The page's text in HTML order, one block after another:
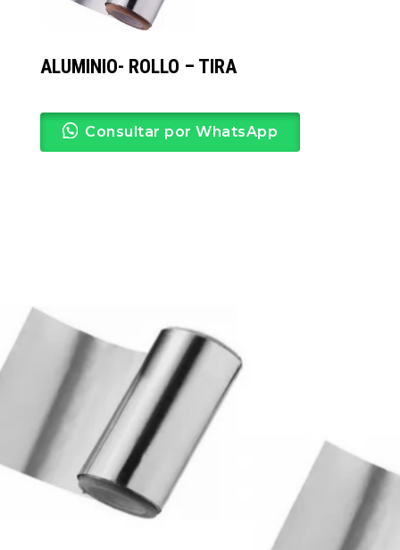
ALUMINIO- ROLLO – TIRA
Consultar por WhatsApp